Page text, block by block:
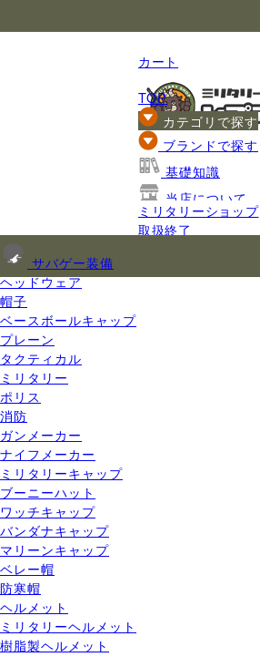
カート
TOP
カテゴリで探す
サバゲー装備
ヘッドウェア
帽子
ベースボールキャップ
プレーン
タクティカル
ミリタリー
ポリス
消防
ガンメーカー
ナイフメーカー
ミリタリーキャップ
ブーニーハット
ワッチキャップ
バンダナキャップ
マリーンキャップ
ベレー帽
防寒帽
ヘルメット
ミリタリーヘルメット
樹脂製ヘルメット
ブランドで探す
基礎知識
当店について
ご利用ガイド
ミリタリーショップ
取扱終了